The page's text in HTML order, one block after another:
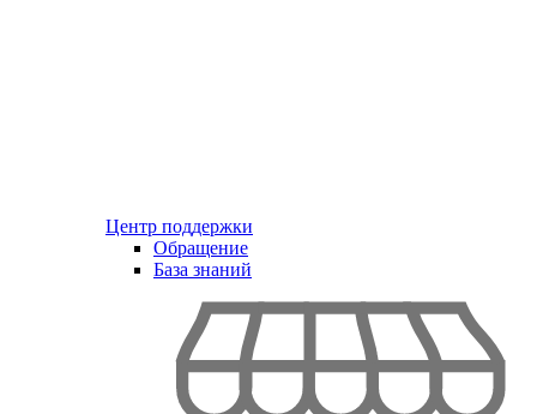
Центр поддержки
Обращение
База знаний